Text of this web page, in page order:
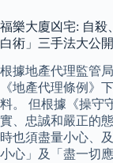
福樂大廈凶宅: 自殺
白術」三手法大公
根據地產代理監管
《地產代理條例》
料。 但根據《操守
實、忠誠和嚴正的
時也須盡量小心、
小心」及「盡一切